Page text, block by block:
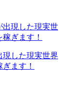
現した現実世界
ます！